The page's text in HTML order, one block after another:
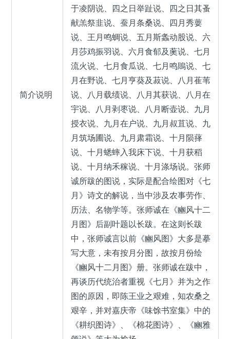
简介说明
于凌阴说、四之日举趾说、四之日其蚤
献羔祭韭说、蚕月条桑说、四月秀葽
说、王月鸣蜩说、五月斯螽动股说、六
月莎鸡振羽说、六月食郁及薁说、七月
流火说、七月食瓜说、七月鸣鵙说、七
月在野说、七月亨葵及菽说、八月萑苇
说、八月载绩说、八月其获说、八月在
宇说、八月剥枣说、八月断壶说、九月
授衣说、九月在户说、九月叔苴说、九
月筑场圃说、九月肃霜说、十月陨萚
说、十月蟋蟀入我床下说、十月获稻
说、十月纳禾稼说、十月涤场说。张师
诚所跋的图说，实际是配合绘图对《七
月》诗文的解说，当中涉及农事劳作、
历法、名物学等。张师诚在《豳风十二
月图》后副叶题以长跋。在这则长跋
中，张师诚言以前《豳风图》大多是摹
写大意，未有按月分图，故按月份绘
《豳风十二月图》册。张师诚在跋中，
再谈历代统治者重视《七月》并为之作
图的原因，即陈王业之艰难，知农桑之
艰辛，并对嘉庆帝《味馀书室集》中的
《耕织图诗》、《棉花图诗》、《豳雅